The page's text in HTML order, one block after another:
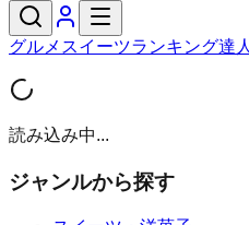
グルメ スイーツランキング達
読み込み中...
ジャンルから探す